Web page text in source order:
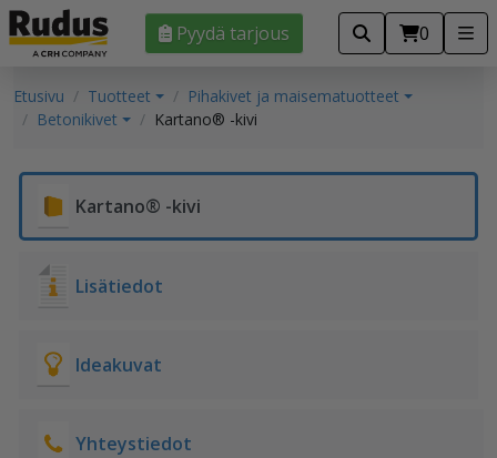
Pyydä tarjous 0
Etusivu Tuotteet
Pihakivet ja maisematuotteet
Betonikivet
Kartano® -kivi
Kartano® -kivi
Lisätiedot
Ideakuvat
Yhteystiedot